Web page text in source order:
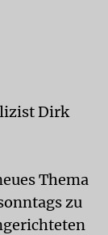
Dirk
Thema
zu